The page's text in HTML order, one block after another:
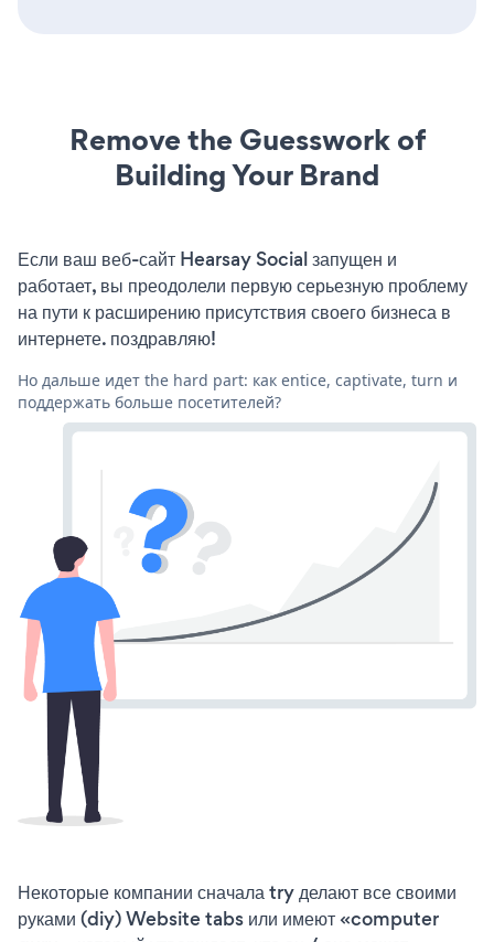
Remove the Guesswork of
Building Your Brand
Если ваш веб-сайт Hearsay Social запущен и
работает, вы преодолели первую серьезную проблему
на пути к расширению присутствия своего бизнеса в
интернете. поздравляю!
Но дальше идет the hard part: как entice, captivate, turn и
поддержать больше посетителей?
Некоторые компании сначала try делают все своими
руками (diy) Website tabs или имеют «computer